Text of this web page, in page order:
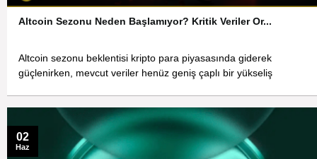
Altcoin Sezonu Neden Başlamıyor? Kritik Veriler Or...
Altcoin sezonu beklentisi kripto para piyasasında giderek
güçlenirken, mevcut veriler henüz geniş çaplı bir yükseliş
02
Haz